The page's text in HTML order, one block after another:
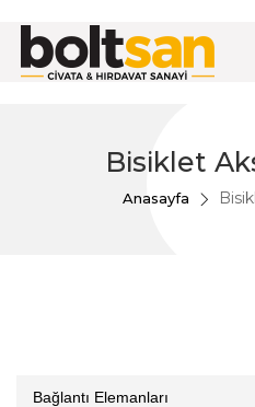
Bisiklet
Anasayfa
Bağlantı Elemanları